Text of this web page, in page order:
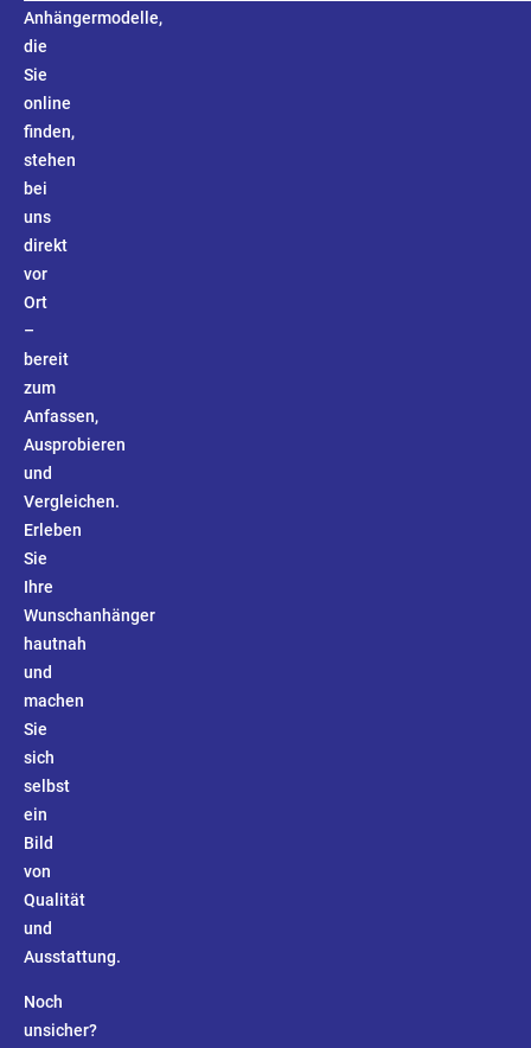
Anhängermodelle,
die
Sie
online
finden,
stehen
bei
uns
direkt
vor
Ort
–
bereit
zum
Anfassen,
Ausprobieren
und
Vergleichen.
Erleben
Sie
Ihre
Wunschanhänger
hautnah
und
machen
Sie
sich
selbst
ein
Bild
von
Qualität
und
Ausstattung.
Noch
unsicher?